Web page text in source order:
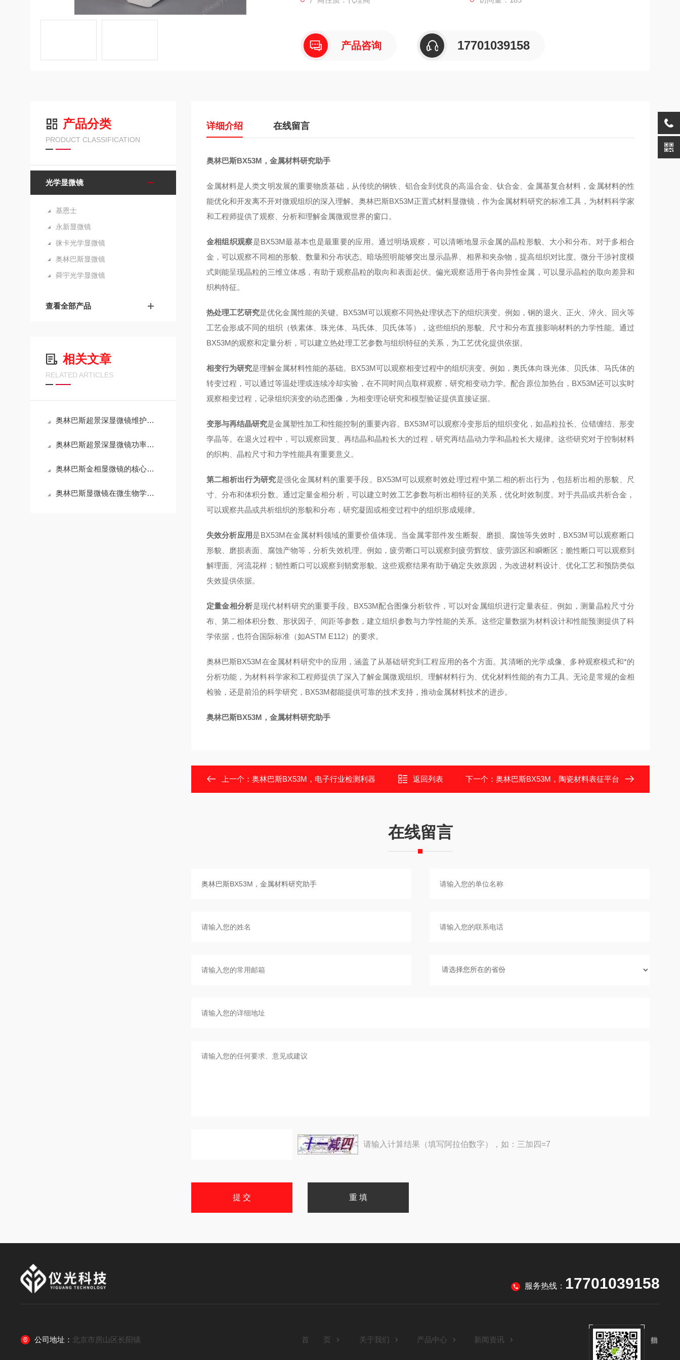
产品咨询 17701039158
产品分类
PRODUCT CLASSIFICATION
光学显微镜
基恩士
永新显微镜
徕卡光学显微镜
奥林巴斯显微镜
舜宇光学显微镜
查看全部产品
相关文章
RELATED ARTICLES
奥林巴斯超景深显微镜维护手册：光学系统清洁与校准全流程
奥林巴斯超景深显微镜功率解析：技术特性与能耗效率的平衡
奥林巴斯金相显微镜的核心技术特点解析
奥林巴斯显微镜在微生物学研究中的应用与操作技巧
详细介绍 在线留言
奥林巴斯BX53M，金属材料研究助手
金属材料是人类文明发展的重要物质基础，从传统的钢铁、铝合金到优良的高温合金、钛合金、金属基复合材料，金属材料的性
能优化和开发离不开对微观组织的深入理解。奥林巴斯BX53M正置式材料显微镜，作为金属材料研究的标准工具，为材料科学家
和工程师提供了观察、分析和理解金属微观世界的窗口。
金相组织观察是BX53M最基本也是最重要的应用。通过明场观察，可以清晰地显示金属的晶粒形貌、大小和分布。对于多相合
金，可以观察不同相的形貌、数量和分布状态。暗场照明能够突出显示晶界、相界和夹杂物，提高组织对比度。微分干涉衬度模
式则能呈现晶粒的三维立体感，有助于观察晶粒的取向和表面起伏。偏光观察适用于各向异性金属，可以显示晶粒的取向差异和
织构特征。
热处理工艺研究是优化金属性能的关键。BX53M可以观察不同热处理状态下的组织演变。例如，钢的退火、正火、淬火、回火等
工艺会形成不同的组织（铁素体、珠光体、马氏体、贝氏体等），这些组织的形貌、尺寸和分布直接影响材料的力学性能。通过
BX53M的观察和定量分析，可以建立热处理工艺参数与组织特征的关系，为工艺优化提供依据。
相变行为研究是理解金属材料性能的基础。BX53M可以观察相变过程中的组织演变。例如，奥氏体向珠光体、贝氏体、马氏体的
转变过程，可以通过等温处理或连续冷却实验，在不同时间点取样观察，研究相变动力学。配合原位加热台，BX53M还可以实时
观察相变过程，记录组织演变的动态图像，为相变理论研究和模型验证提供直接证据。
变形与再结晶研究是金属塑性加工和性能控制的重要内容。BX53M可以观察冷变形后的组织变化，如晶粒拉长、位错缠结、形变
孪晶等。在退火过程中，可以观察回复、再结晶和晶粒长大的过程，研究再结晶动力学和晶粒长大规律。这些研究对于控制材料
的织构、晶粒尺寸和力学性能具有重要意义。
第二相析出行为研究是强化金属材料的重要手段。BX53M可以观察时效处理过程中第二相的析出行为，包括析出相的形貌、尺
寸、分布和体积分数。通过定量金相分析，可以建立时效工艺参数与析出相特征的关系，优化时效制度。对于共晶或共析合金，
可以观察共晶或共析组织的形貌和分布，研究凝固或相变过程中的组织形成规律。
失效分析应用是BX53M在金属材料领域的重要价值体现。当金属零部件发生断裂、磨损、腐蚀等失效时，BX53M可以观察断口
形貌、磨损表面、腐蚀产物等，分析失效机理。例如，疲劳断口可以观察到疲劳辉纹、疲劳源区和瞬断区；脆性断口可以观察到
解理面、河流花样；韧性断口可以观察到韧窝形貌。这些观察结果有助于确定失效原因，为改进材料设计、优化工艺和预防类似
失效提供依据。
定量金相分析是现代材料研究的重要手段。BX53M配合图像分析软件，可以对金属组织进行定量表征。例如，测量晶粒尺寸分
布、第二相体积分数、形状因子、间距等参数，建立组织参数与力学性能的关系。这些定量数据为材料设计和性能预测提供了科
学依据，也符合国际标准（如ASTM E112）的要求。
奥林巴斯BX53M在金属材料研究中的应用，涵盖了从基础研究到工程应用的各个方面。其清晰的光学成像、多种观察模式和*的
分析功能，为材料科学家和工程师提供了深入了解金属微观组织、理解材料行为、优化材料性能的有力工具。无论是常规的金相
检验，还是前沿的科学研究，BX53M都能提供可靠的技术支持，推动金属材料技术的进步。
奥林巴斯BX53M，金属材料研究助手
上一个： 奥林巴斯BX53M，电子行业检测利器 返回列表 下一个： 奥林巴斯BX53M，陶瓷材料表征平台
在线留言
请输入计算结果（填写阿拉伯数字），如：三加四=7
服务热线： 17701039158
公司地址： 北京市房山区长阳镇 首 页 关于我们 产品中心 新闻资讯